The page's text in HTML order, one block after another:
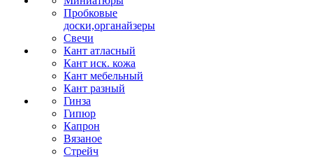
Пробковые
доски,органайзеры
Свечи
Кант атласный
Кант иск. кожа
Кант мебельный
Кант разный
Гинза
Гипюр
Капрон
Вязаное
Стрейч